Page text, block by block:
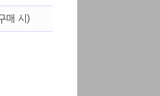
매 시)